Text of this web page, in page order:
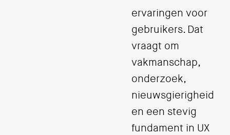
ervaringen voor
gebruikers. Dat
vraagt om
vakmanschap,
onderzoek,
nieuwsgierigheid
en een stevig
fundament in UX